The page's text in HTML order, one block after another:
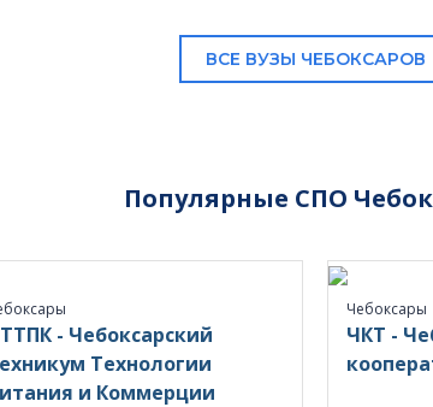
ВСЕ ВУЗЫ ЧЕБОКСАРОВ
Популярные СПО
- Чебоксарский
Технологии
и Коммерции
Чебоксары
ЧКТ -